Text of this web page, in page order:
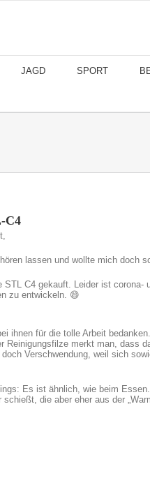
JAGD SPORT
C4
lassen und wollte mich doch
STL C4 gekauft. Leider ist
zu entwickeln. 😄
ihnen für die tolle Arbeit
Reinigungsfilze merkt man, dass
Verschwendung, weil sich
Es ist ähnlich, wie beim
die aber eher aus der